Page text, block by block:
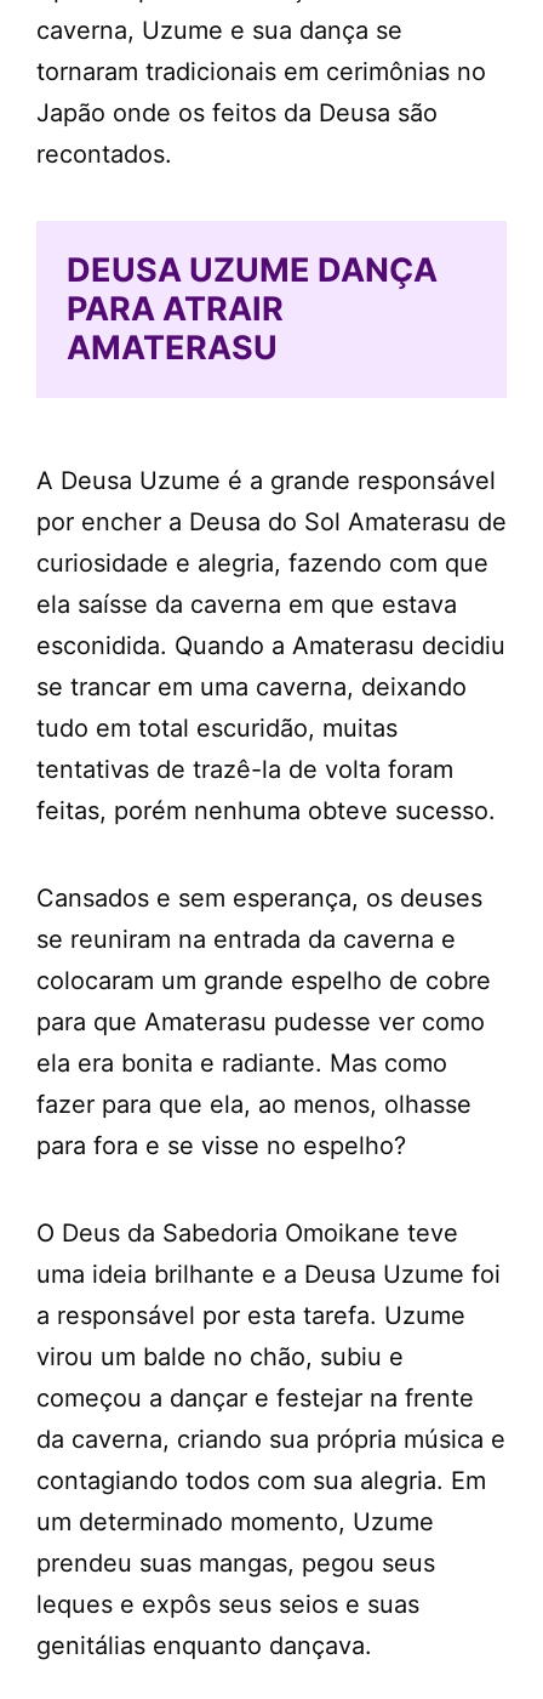
caverna, Uzume e sua dança se
tornaram tradicionais em cerimônias no
Japão onde os feitos da Deusa são
recontados.
DEUSA UZUME DANÇA
PARA ATRAIR
AMATERASU
A Deusa Uzume é a grande responsável
por encher a Deusa do Sol Amaterasu de
curiosidade e alegria, fazendo com que
ela saísse da caverna em que estava
esconidida. Quando a Amaterasu decidiu
se trancar em uma caverna, deixando
tudo em total escuridão, muitas
tentativas de trazê-la de volta foram
feitas, porém nenhuma obteve sucesso.
Cansados e sem esperança, os deuses
se reuniram na entrada da caverna e
colocaram um grande espelho de cobre
para que Amaterasu pudesse ver como
ela era bonita e radiante. Mas como
fazer para que ela, ao menos, olhasse
para fora e se visse no espelho?
O Deus da Sabedoria Omoikane teve
uma ideia brilhante e a Deusa Uzume foi
a responsável por esta tarefa. Uzume
virou um balde no chão, subiu e
começou a dançar e festejar na frente
da caverna, criando sua própria música e
contagiando todos com sua alegria. Em
um determinado momento, Uzume
prendeu suas mangas, pegou seus
leques e expôs seus seios e suas
genitálias enquanto dançava.